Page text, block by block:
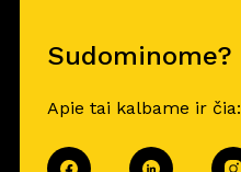
Sudominome?
Apie tai kalbame ir čia: